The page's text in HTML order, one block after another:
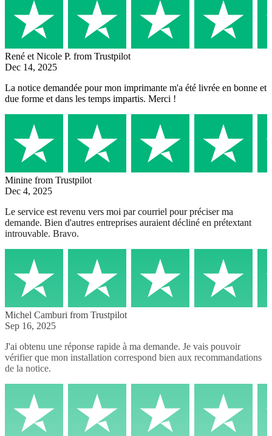
René et Nicole P. from Trustpilot
Dec 14, 2025
La notice demandée pour mon imprimante m'a été livrée en bonne et
due forme et dans les temps impartis. Merci !
Minine from Trustpilot
Dec 4, 2025
Le service est revenu vers moi par courriel pour préciser ma
demande. Bien d'autres entreprises auraient décliné en prétextant
introuvable. Bravo.
Michel Camburi from Trustpilot
Sep 16, 2025
J'ai obtenu une réponse rapide à ma demande. Je vais pouvoir
vérifier que mon installation correspond bien aux recommandations
de la notice.